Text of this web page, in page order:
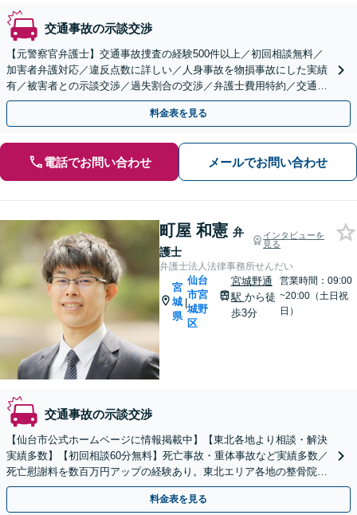
交通事故の示談交渉
【元警察官弁護士】交通事故捜査の経験500件以上／初回相談無料／
加害者弁護対応／違反点数に詳しい／人身事故を物損事故にした実績
有／被害者との示談交渉／過失割合の交渉／弁護士費用特約／交通事
故を起こしてしまった方／LINE相談可／仙台駅7分
料金表を見る
電話でお問い合わせ メールでお問い合わせ
町屋 和憲 弁
護士
インタビューを
見る
弁護士法人法律事務所せんだい
宮
城
県
|
仙台
市宮
城野
区
宮城野通
駅 から徒
歩3分
営業時間：09:00
~20:00（土日祝
日）
交通事故の示談交渉
【仙台市公式ホームページに情報掲載中】【東北各地より相談・解決
実績多数】【初回相談60分無料】死亡事故・重体事故など実績多数／
死亡慰謝料を数百万円アップの経験あり。東北エリア各地の整骨院と
連携し、被害回復に向け尽力します
料金表を見る